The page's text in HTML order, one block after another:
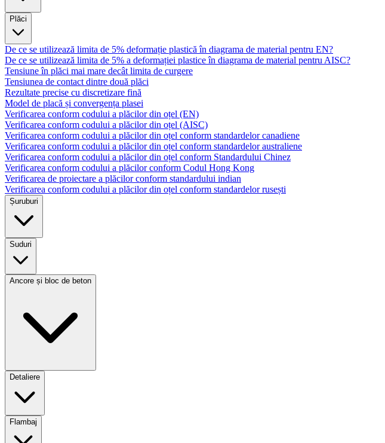
Plăci
De ce se utilizează limita de 5% deformație plastică în diagrama de material pentru EN?
De ce se utilizează limita de 5% a deformației plastice în diagrama de material pentru AISC?
Tensiune în plăci mai mare decât limita de curgere
Tensiunea de contact dintre două plăci
Rezultate precise cu discretizare fină
Model de placă și convergența plasei
Verificarea conform codului a plăcilor din oțel (EN)
Verificarea conform codului a plăcilor din oțel (AISC)
Verificarea conform codului a plăcilor din oțel conform standardelor canadiene
Verificarea conform codului a plăcilor din oțel conform standardelor australiene
Verificarea conform codului a plăcilor din oțel conform Standardului Chinez
Verificarea conform codului a plăcilor conform Codul Hong Kong
Verificarea de proiectare a plăcilor conform standardului indian
Verificarea conform codului a plăcilor din oțel conform standardelor rusești
Șuruburi
Suduri
Ancore și bloc de beton
Detaliere
Flambaj